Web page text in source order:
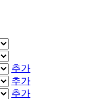
추가
추가
추가